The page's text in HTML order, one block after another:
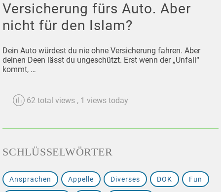
Versicherung fürs Auto. Aber
nicht für den Islam?
Dein Auto würdest du nie ohne Versicherung fahren. Aber
deinen Deen lässt du ungeschützt. Erst wenn der „Unfall“
kommt, …
62 total views , 1 views today
SCHLÜSSELWÖRTER
Ansprachen Appelle Diverses DOK Fun